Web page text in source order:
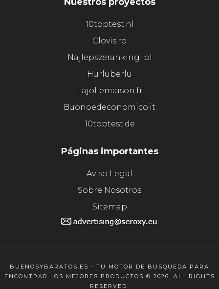
10toptest.nl
Clovis.ro
Najlepszerankingi.pl
Hurluberlu
Lajoliemaison.fr
Buonoedeconomico.it
10toptest.de
Páginas importantes
Aviso Legal
Sobre Nosotros
Sitemap
BUENOSYBARATOS.ES - TU MOTOR DE BÚSQUEDA PARA
ENCONTRAR LOS MEJORES PRODUCTOS © 2026. ALL RIGHTS
RESERVED.